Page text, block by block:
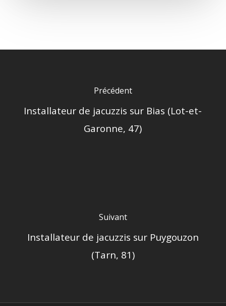
Précédent
Installateur de jacuzzis sur Bias (Lot-et-
Garonne, 47)
Suivant
Installateur de jacuzzis sur Puygouzon
(Tarn, 81)